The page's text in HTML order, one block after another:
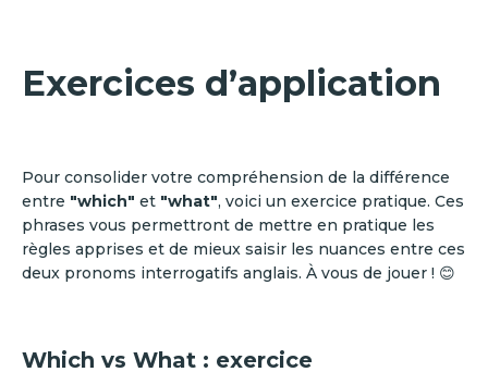
Exercices d’application
Pour consolider votre compréhension de la différence
entre "which" et "what", voici un exercice pratique. Ces
phrases vous permettront de mettre en pratique les
règles apprises et de mieux saisir les nuances entre ces
deux pronoms interrogatifs anglais. À vous de jouer ! 😊
Which vs What : exercice